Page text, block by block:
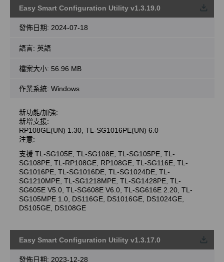
Easy Smart Configuration Utility v1.3.19.0
發佈日期: 2024-07-18
語言: 英語
檔案大小: 56.96 MB
作業系統: Windows
新功能/加強:
新增支援:
RP108GE(UN) 1.30, TL-SG1016PE(UN) 6.0
注意:
支援 TL-SG105E, TL-SG108E, TL-SG105PE, TL-
SG108PE, TL-RP108GE, RP108GE, TL-SG116E, TL-
SG1016PE, TL-SG1016DE, TL-SG1024DE, TL-
SG1210MPE, TL-SG1218MPE, TL-SG1428PE, TL-
SG605E V5.0, TL-SG608E V6.0, TL-SG616E 2.20, TL-
SG105MPE 1.0, DS116GE, DS1016GE, DS1024GE,
DS105GE, DS108GE
Easy Smart Configuration Utility v1.3.17.0
發佈日期: 2023-12-28